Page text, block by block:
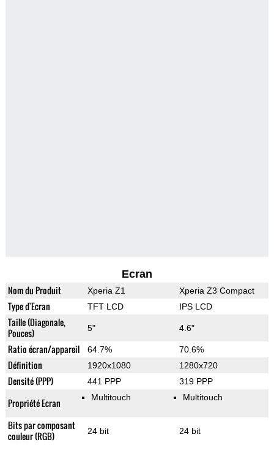
Ecran
Nom du Produit Xperia Z1 Xperia Z3 Compact
Type d'Ecran TFT LCD IPS LCD
Taille (Diagonale,
Pouces)
5" 4.6"
Ratio écran/appareil 64.7% 70.6%
Définition 1920x1080 1280x720
Densité (PPP) 441 PPP 319 PPP
Propriété Ecran Multitouch Multitouch
Bits par composant
couleur (RGB)
24 bit 24 bit